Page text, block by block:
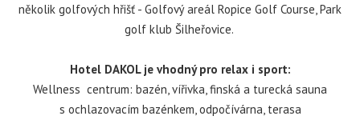
několik golfových hřišť - Golfový areál Ropice Golf Course, Park
golf klub Šilheřovice.
Hotel DAKOL je vhodný pro relax i sport:
Wellness centrum: bazén, vířivka, finská a turecká sauna
s ochlazovacím bazénkem, odpočívárna, terasa